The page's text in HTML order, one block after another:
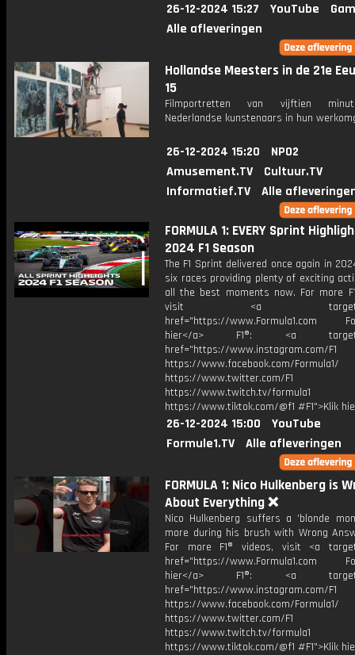
26-12-2024 15:27 YouTube
Alle afleveringen
Hollandse Meesters in de 21e
15
Filmportretten van vijftien
Nederlandse kunstenaars in hun
26-12-2024 15:20
NPO2
Amusement.TV
Cultuur.TV
Informatief.TV
Alle
FORMULA 1: EVERY Sprint
2024 F1 Season
The F1 Sprint delivered once again in
six races providing plenty of exciting
all the best moments now. For more
visit <a
href="https://www.Formula1.com
hier</a> F1®: <a
href="https://www.instagram.com/F1
https://www.facebook.com/Formula1/
https://www.twitter.com/F1
https://www.twitch.tv/formula1
https://www.tiktok.com/@f1 #F1">Klik
26-12-2024 15:00
YouTube
Formule1.TV
Alle afleveringen
FORMULA 1: Nico Hulkenberg is
About Everything ❌
Nico Hulkenberg suffers a 'blonde
more during his brush with Wrong
For more F1® videos, visit <a
href="https://www.Formula1.com
hier</a> F1®: <a
href="https://www.instagram.com/F1
https://www.facebook.com/Formula1/
https://www.twitter.com/F1
https://www.twitch.tv/formula1
https://www.tiktok.com/@f1 #F1">Klik